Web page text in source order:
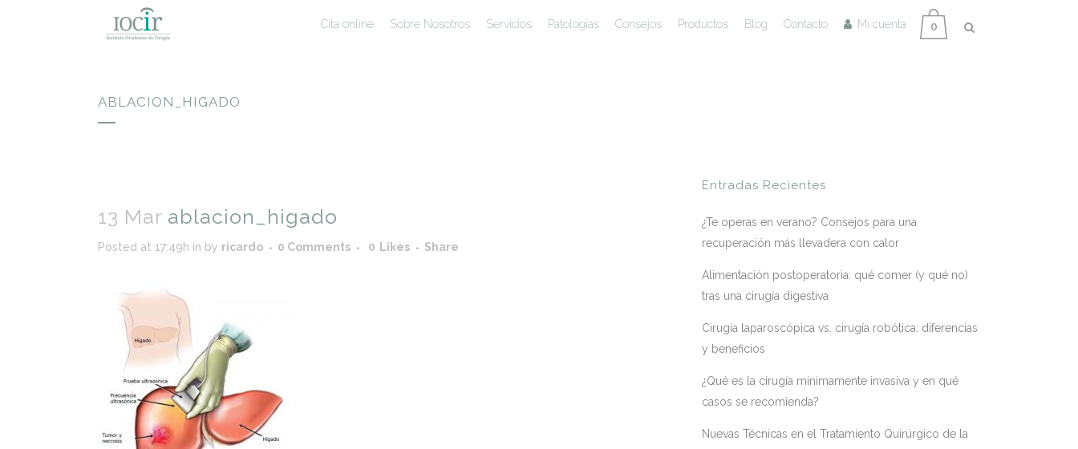
0
Cita online Sobre Nosotros Servicios Patologías Consejos Productos Blog Contacto Mi cuenta
ABLACION_HIGADO
13 Mar ablacion_higado
Posted at 17:49h in by ricardo 0 Comments 0 Likes Share
Entradas Recientes
¿Te operas en verano? Consejos para una
recuperación más llevadera con calor
Alimentación postoperatoria: qué comer (y qué no)
tras una cirugía digestiva
Cirugía laparoscópica vs. cirugía robótica: diferencias
y beneficios
¿Qué es la cirugía mínimamente invasiva y en qué
casos se recomienda?
Nuevas Técnicas en el Tratamiento Quirúrgico de la